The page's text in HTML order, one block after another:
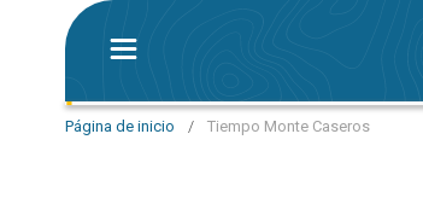
Página de inicio / Tiempo Monte Caseros